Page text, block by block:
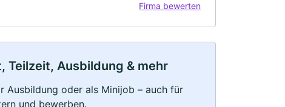
Firma bewerten
Teilzeit, Ausbildung & mehr
Ausbildung oder als Minijob – auch für
und bewerben.